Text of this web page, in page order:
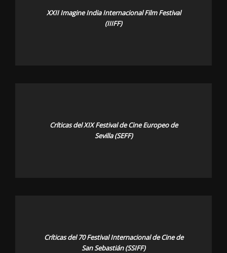
XXII Imagine India Internacional Film Festival
(IIIFF)
Críticas del XIX Festival de Cine Europeo de
Sevilla (SEFF)
Críticas del 70 Festival Internacional de Cine de
San Sebastián (SSIFF)